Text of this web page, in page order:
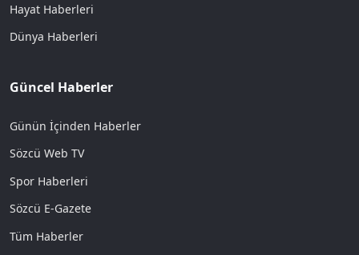
Hayat Haberleri
Dünya Haberleri
Güncel Haberler
Günün İçinden Haberler
Sözcü Web TV
Spor Haberleri
Sözcü E-Gazete
Tüm Haberler